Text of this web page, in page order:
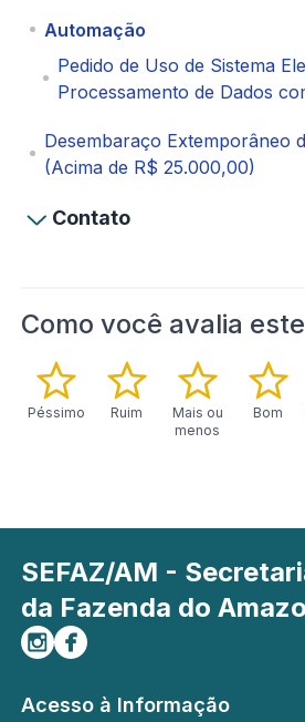
Automação
Pedido de Uso de Sistema
Processamento de Dados
Desembaraço Extemporâneo
(Acima de R$ 25.000,00)
Contato
Como você avalia
Péssimo Ruim
Mais ou
menos
Bom
SEFAZ/AM -
da Fazenda do
Siga-nos no Instagram
Curta-nos no Facebook
Acesso à Informação